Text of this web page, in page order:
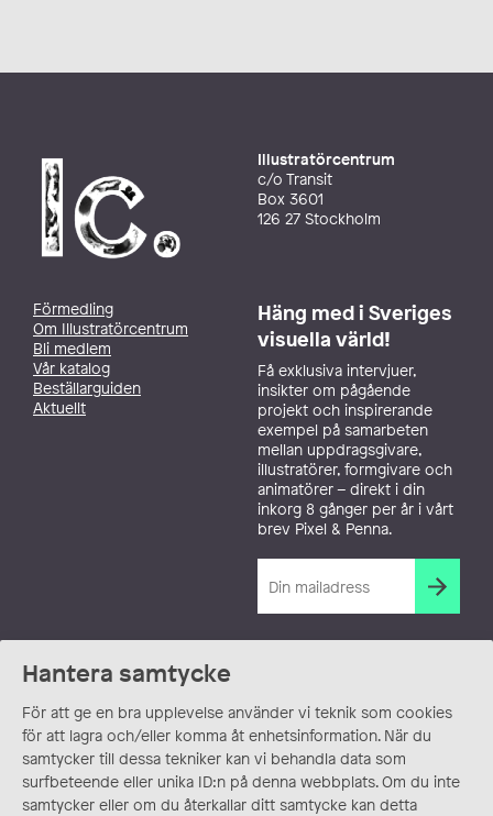
Hantera samtycke
För att ge en bra upplevelse använder vi teknik som cookies
för att lagra och/eller komma åt enhetsinformation. När du
samtycker till dessa tekniker kan vi behandla data som
surfbeteende eller unika ID:n på denna webbplats. Om du inte
samtycker eller om du återkallar ditt samtycke kan detta
Illustratörcentrum
c/o Transit
Box 3601
126 27 Stockholm
Förmedling
Om Illustratörcentrum
Bli medlem
Vår katalog
Beställarguiden
Aktuellt
Häng med i Sveriges
visuella värld!
Få exklusiva intervjuer,
insikter om pågående
projekt och inspirerande
exempel på samarbeten
mellan uppdragsgivare,
illustratörer, formgivare och
animatörer – direkt i din
inkorg 8 gånger per år i vårt
brev Pixel & Penna.